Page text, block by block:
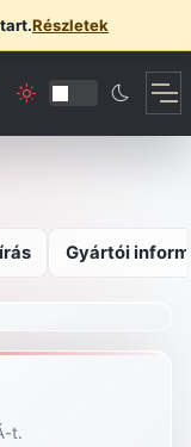
Részletek
Gyártói
t.